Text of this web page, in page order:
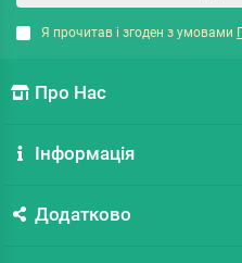
Я прочитав і згоден з умовами
Про Нас
Інформація
Додатково